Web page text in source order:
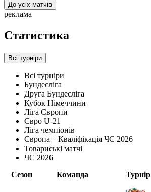
До усіх матчів
реклама
Статистика
Всі турніри
Всі турніри
Бундесліга
Друга Бундесліга
Кубок Німеччини
Ліга Європи
Євро U-21
Ліга чемпіонів
Європа – Кваліфікація ЧС 2026
Товариські матчі
ЧС 2026
Сезон
Команда Турнір